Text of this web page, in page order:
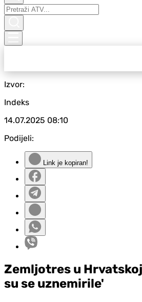
Izvor:
Indeks
14.07.2025 08:10
Podijeli:
Link je kopiran!
Zemljotres u
su se uznemirile'